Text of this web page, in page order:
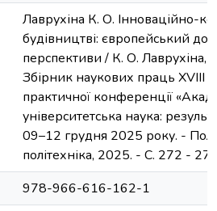
Лаврухіна К. О. Інноваційно-
будівництві: європейський
перспективи / К. О. Лаврухіна,
Збірник наукових праць
практичної конференції
університетська наука:
09–12 грудня 2025 року. -
політехніка, 2025. - С. 272 -
978-966-616-162-1